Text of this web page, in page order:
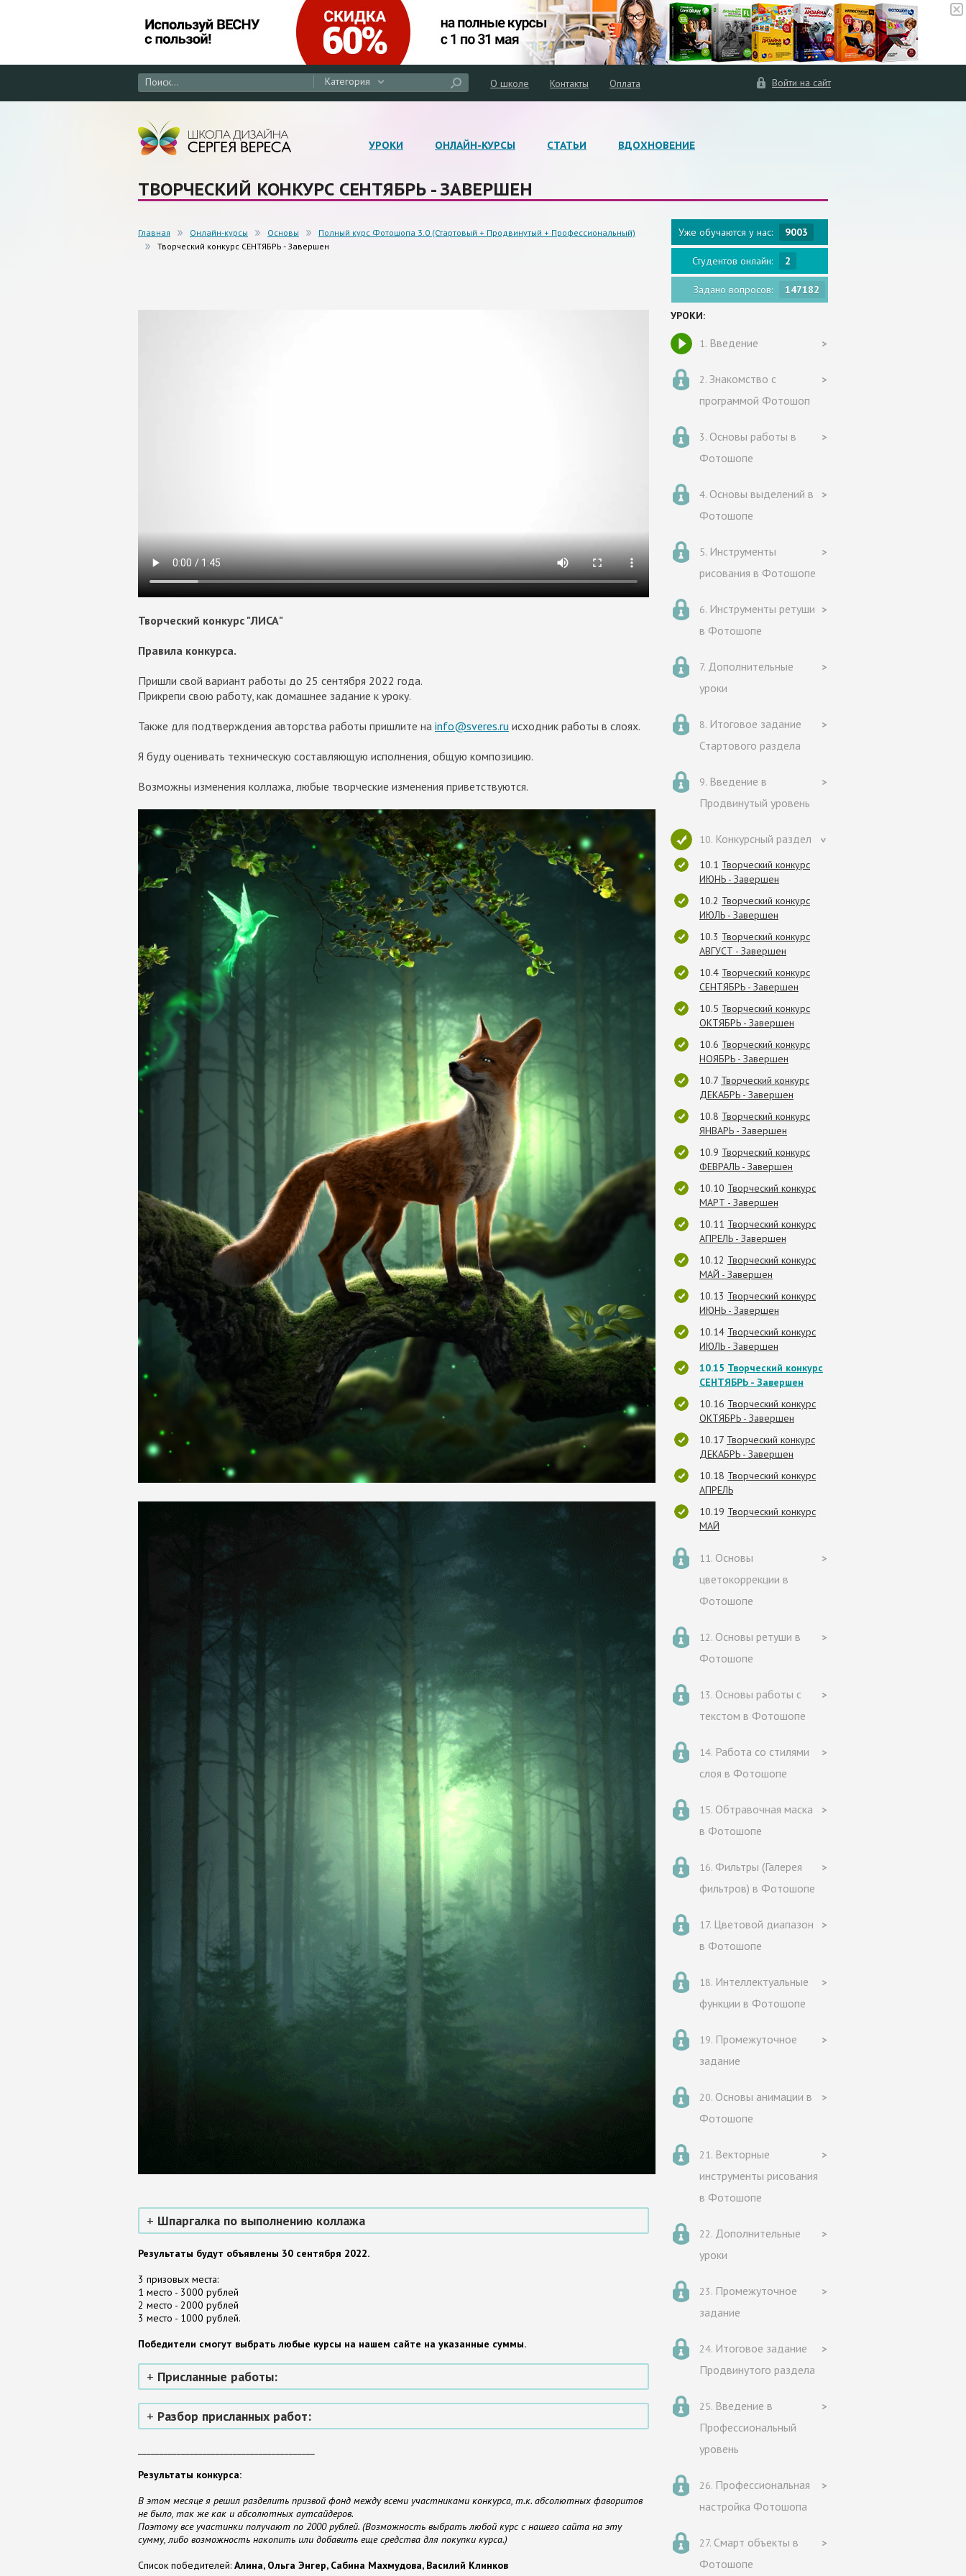
Войти на сайт
Категория О школе Контакты Оплата
УРОКИ ОНЛАЙН-КУРСЫ СТАТЬИ ВДОХНОВЕНИЕ
ТВОРЧЕСКИЙ КОНКУРС СЕНТЯБРЬ - ЗАВЕРШЕН
Главная Онлайн-курсы Основы
Полный курс Фотошопа 3.0 (Стартовый + Продвинутый + Профессиональный)
Творческий конкурс СЕНТЯБРЬ - Завершен
Уже обучаются у нас: 9003
Студентов онлайн: 2
Задано вопросов: 147182
Творческий конкурс "ЛИСА"
Правила конкурса.
Пришли свой вариант работы до 25 сентября 2022 года.
Прикрепи свою работу, как домашнее задание к уроку.
Также для подтверждения авторства работы пришлите на info@sveres.ru исходник работы в слоях.
Я буду оценивать техническую составляющую исполнения, общую композицию.
Возможны изменения коллажа, любые творческие изменения приветствуются.
Шпаргалка по выполнению коллажа
Результаты будут объявлены 30 сентября 2022.
3 призовых места:
1 место - 3000 рублей
2 место - 2000 рублей
3 место - 1000 рублей.
Победители смогут выбрать любые курсы на нашем сайте на указанные суммы.
Присланные работы:
Разбор присланных работ:
Результаты конкурса:
В этом месяце я решил разделить призвой фонд между всеми участниками конкурса, т.к. абсолютных фаворитов
не было, так же как и абсолютных аутсайдеров.
Поэтому все участинки получают по 2000 рублей. (Возможность выбрать любой курс с нашего сайта на эту
сумму, либо возможность накопить или добавить еще средства для покупки курса.)
Список победителей: Алина, Ольга Энгер, Сабина Махмудова, Василий Клинков
УРОКИ:
Введение
Знакомство с
программой Фотошоп
Основы работы в
Фотошопе
Основы выделений в
Фотошопе
Инструменты
рисования в Фотошопе
Инструменты ретуши
в Фотошопе
Дополнительные
уроки
Итоговое задание
Стартового раздела
Введение в
Продвинутый уровень
Конкурсный раздел
Творческий конкурс
ИЮНЬ - Завершен
Творческий конкурс
ИЮЛЬ - Завершен
Творческий конкурс
АВГУСТ - Завершен
Творческий конкурс
СЕНТЯБРЬ - Завершен
Творческий конкурс
ОКТЯБРЬ - Завершен
Творческий конкурс
НОЯБРЬ - Завершен
Творческий конкурс
ДЕКАБРЬ - Завершен
Творческий конкурс
ЯНВАРЬ - Завершен
Творческий конкурс
ФЕВРАЛЬ - Завершен
Творческий конкурс
МАРТ - Завершен
Творческий конкурс
АПРЕЛЬ - Завершен
Творческий конкурс
МАЙ - Завершен
Творческий конкурс
ИЮНЬ - Завершен
Творческий конкурс
ИЮЛЬ - Завершен
Творческий конкурс
СЕНТЯБРЬ - Завершен
Творческий конкурс
ОКТЯБРЬ - Завершен
Творческий конкурс
ДЕКАБРЬ - Завершен
Творческий конкурс
АПРЕЛЬ
Творческий конкурс
МАЙ
Основы
цветокоррекции в
Фотошопе
Основы ретуши в
Фотошопе
Основы работы с
текстом в Фотошопе
Работа со стилями
слоя в Фотошопе
Обтравочная маска
в Фотошопе
Фильтры (Галерея
фильтров) в Фотошопе
Цветовой диапазон
в Фотошопе
Интеллектуальные
функции в Фотошопе
Промежуточное
задание
Основы анимации в
Фотошопе
Векторные
инструменты рисования
в Фотошопе
Дополнительные
уроки
Промежуточное
задание
Итоговое задание
Продвинутого раздела
Введение в
Профессиональный
уровень
Профессиональная
настройка Фотошопа
Смарт объекты в
Фотошопе